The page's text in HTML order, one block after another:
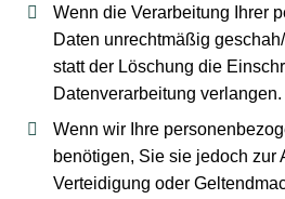
Wenn die Verarbeitung Ihrer
Daten unrechtmäßig
statt der Löschung die
Datenverarbeitung verlangen.
Wenn wir Ihre
benötigen, Sie sie jedoch zur
Verteidigung oder